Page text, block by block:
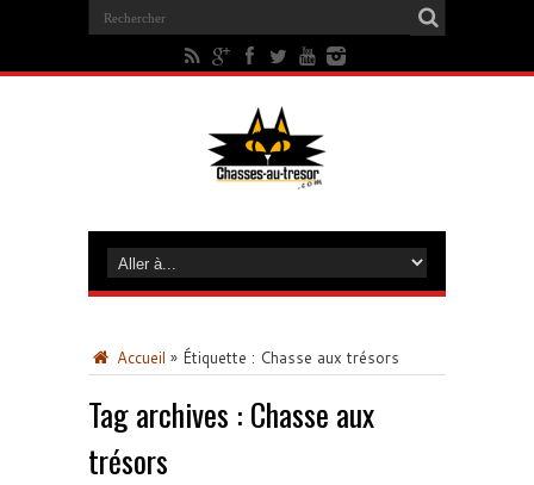
Accueil » Étiquette : Chasse aux trésors
Tag archives : Chasse aux
trésors